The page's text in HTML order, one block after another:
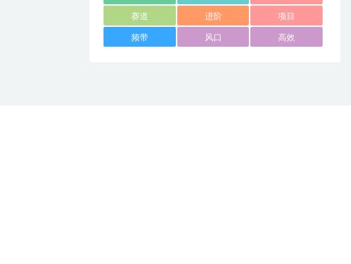
赛道 进阶 项目
频带 风口 高效